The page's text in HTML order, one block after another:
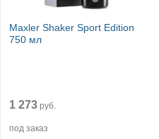
Maxler Shaker Sport Edition
750 мл
1 273 руб.
под заказ